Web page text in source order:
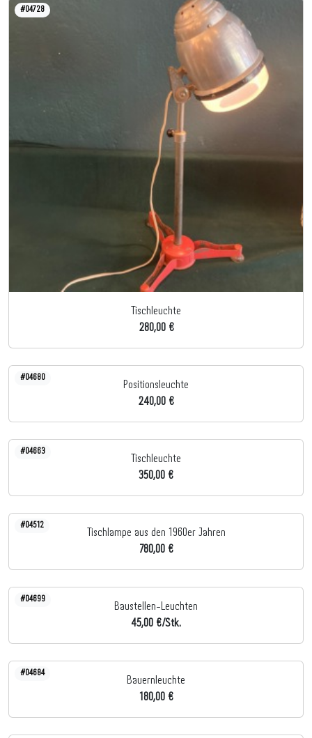
#04728
Tischleuchte
280,00 €
#04680
Positionsleuchte
240,00 €
#04663
Tischleuchte
350,00 €
#04512
Tischlampe aus den 1960er Jahren
780,00 €
#04699
Baustellen-Leuchten
45,00 €/Stk.
#04684
Bauernleuchte
180,00 €